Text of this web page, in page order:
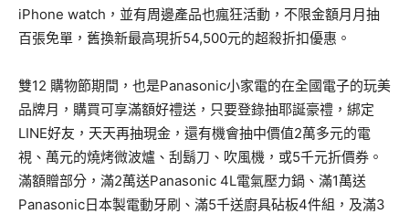
iPhone watch，並有周邊產品也瘋狂活動，不限金額月月抽
百張免單，舊換新最高現折54,500元的超殺折扣優惠。
雙12 購物節期間，也是Panasonic小家電的在全國電子的玩美
品牌月，購買可享滿額好禮送，只要登錄抽耶誕豪禮，綁定
LINE好友，天天再抽現金，還有機會抽中價值2萬多元的電
視、萬元的燒烤微波爐、刮鬍刀、吹風機，或5千元折價券。
滿額贈部分，滿2萬送Panasonic 4L電氣壓力鍋、滿1萬送
Panasonic日本製電動牙刷、滿5千送廚具砧板4件組，及滿3